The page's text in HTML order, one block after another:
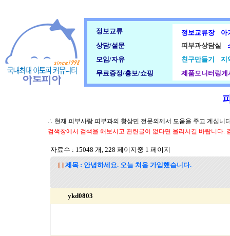
정보교류 정보교류장
아
상담/설문
피부과상담실
모임/자유
친구만들기
지
무료증정/홍보/쇼핑
제품모니터링게
∴ 현재 피부사랑 피부과의 황상민 전문의께서 도움을 주고 계십니
검색창에서 검색을 해보시고 관련글이 없다면 올리시길 바랍니다.
자료수 : 15048 개, 228 페이지중 1 페이지
[ ] 제목 : 안녕하세요. 오늘 처음 가입했습니다.
ykd0803